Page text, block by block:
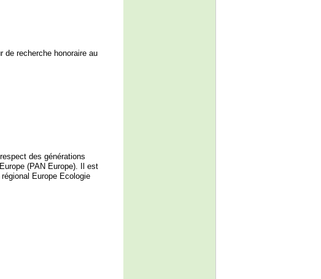
de recherche honoraire au
des générations
(PAN Europe). Il est
Europe Ecologie